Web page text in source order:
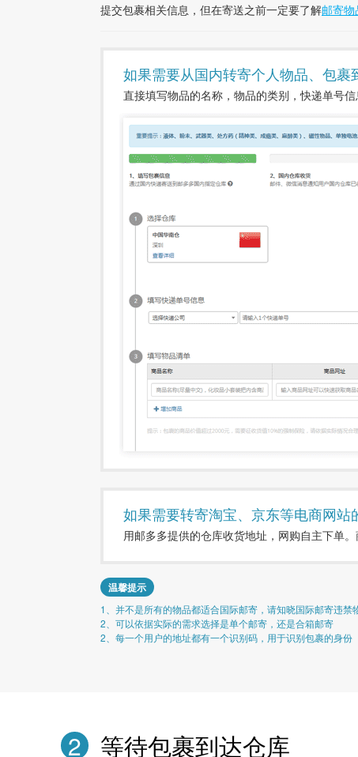
提交包裹相关信息，但在寄送之前一定要了解邮寄
如果需要从国内转寄个人物品、包裹
直接填写物品的名称，物品的类别，快递单号
如果需要转寄淘宝、京东等电商网站
用邮多多提供的仓库收货地址，网购自主下单
温馨提示
1、并不是所有的物品都适合国际邮寄，请知晓国际邮寄违禁
2、可以依据实际的需求选择是单个邮寄，还是合箱邮寄
2、每一个用户的地址都有一个识别码，用于识别包裹的身份
2 等待包裹到达仓库